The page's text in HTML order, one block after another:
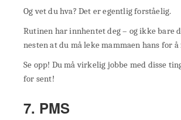
Og vet du hva? Det er egentlig forståelig.
Rutinen har innhentet deg – og ikke bare
nesten at du må leke mammaen hans for
Se opp! Du må virkelig jobbe med disse
for sent!
7. PMS